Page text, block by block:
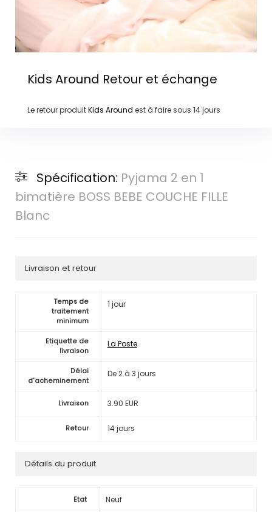
Kids Around Retour et échange
Le retour produitKids Around est à faire sous 14 jours
Spécification: Pyjama 2 en 1
bimatière BOSS BEBE COUCHE FILLE
Blanc
Livraison et retour
Temps de
traitement
minimum
1 jour
Etiquette de
livraison
La Poste
Délai
d'acheminement
De 2 à 3 jours
Livraison 3.90 EUR
Retour 14 jours
Détails du produit
Etat Neuf